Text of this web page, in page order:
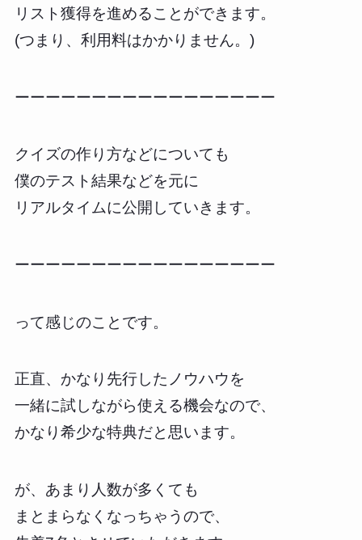
リスト獲得を進めることができます。
(つまり、利用料はかかりません。)
ーーーーーーーーーーーーーーーーー
クイズの作り方などについても
僕のテスト結果などを元に
リアルタイムに公開していきます。
ーーーーーーーーーーーーーーーーー
って感じのことです。
正直、かなり先行したノウハウを
一緒に試しながら使える機会なので、
かなり希少な特典だと思います。
が、あまり人数が多くても
まとまらなくなっちゃうので、